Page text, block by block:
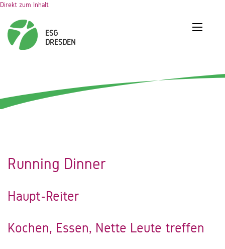
Direkt zum Inhalt
Running Dinner
Haupt-Reiter
Kochen, Essen, Nette Leute treffen